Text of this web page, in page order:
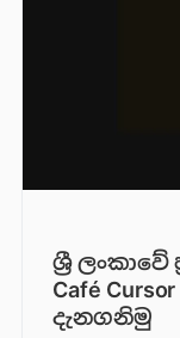
ශ්‍රී
Café
දැනගනිමු